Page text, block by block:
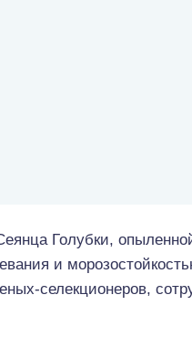
Голубки,
и
селекционеров,